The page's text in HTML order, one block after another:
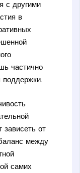
с другими
в
частично
поддержки.
зависеть от
между
самих